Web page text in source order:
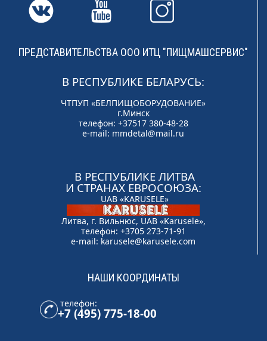
ПРЕДСТАВИТЕЛЬСТВА ООО ИТЦ "ПИЩМАШСЕРВИС"
В РЕСПУБЛИКЕ БЕЛАРУСЬ:
ЧТПУП «БЕЛПИЩОБОРУДОВАНИЕ»
г.Минск
телефон: +37517 380-48-28
e-mail: mmdetal@mail.ru
В РЕСПУБЛИКЕ ЛИТВА
И СТРАНАХ ЕВРОСОЮЗА:
UAB «KARUSELE»
Литва, г. Вильнюс, UAB «Karusele»,
телефон: +3705 273-71-91
e-mail: karusele@karusele.com
НАШИ КООРДИНАТЫ
телефон:
+7 (495) 775-18-00